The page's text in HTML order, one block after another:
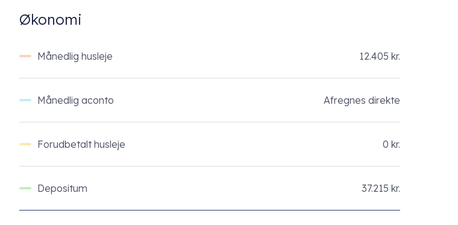
Økonomi
Månedlig husleje 12.405 kr.
Månedlig aconto Afregnes direkte
Forudbetalt husleje 0 kr.
Depositum 37.215 kr.